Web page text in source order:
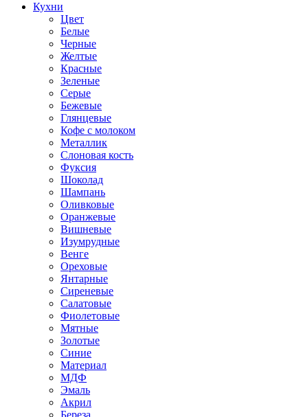
Кухни
Цвет
Белые
Черные
Желтые
Красные
Зеленые
Серые
Бежевые
Глянцевые
Кофе с молоком
Металлик
Слоновая кость
Фуксия
Шоколад
Шампань
Оливковые
Оранжевые
Вишневые
Изумрудные
Венге
Ореховые
Янтарные
Сиреневые
Салатовые
Фиолетовые
Мятные
Золотые
Синие
Материал
МДФ
Эмаль
Акрил
Береза